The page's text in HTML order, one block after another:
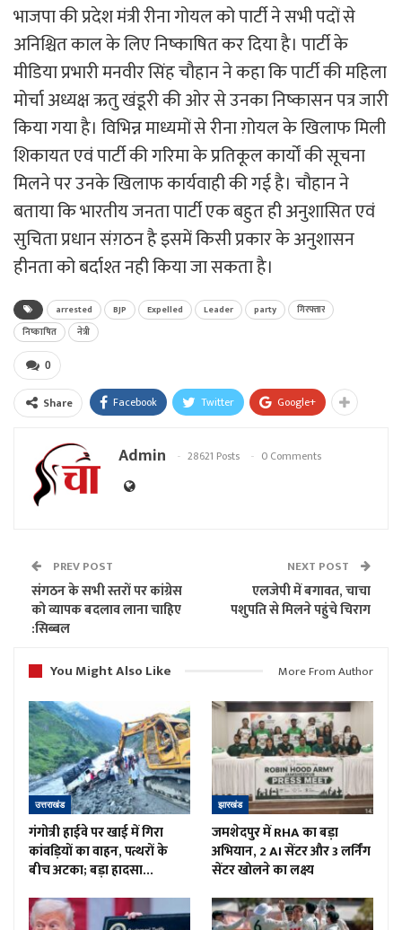
भाजपा की प्रदेश मंत्री रीना गोयल को पार्टी ने सभी पदों से
अनिश्चित काल के लिए निष्काषित कर दिया है। पार्टी के
मीडिया प्रभारी मनवीर सिंह चौहान ने कहा कि पार्टी की महिला
मोर्चा अध्यक्ष ऋतु खंडूरी की ओर से उनका निष्कासन पत्र जारी
किया गया है। विभिन्न माध्यमों से रीना ग़ोयल के खिलाफ मिली
शिकायत एवं पार्टी की गरिमा के प्रतिकूल कार्यों की सूचना
मिलने पर उनके खिलाफ कार्यवाही की गई है। चौहान ने
बताया कि भारतीय जनता पार्टी एक बहुत ही अनुशासित एवं
सुचिता प्रधान संग़ठन है इसमें किसी प्रकार के अनुशासन
हीनता को बर्दाश्त नही किया जा सकता है।
arrested BJP Expelled Leader party
गिरफ्तार
निष्काषित
नेत्री
0
Share Facebook Twitter Google+
Admin 28621 Posts 0 Comments
PREV POST
संगठन के सभी स्तरों पर कांग्रेस
को व्यापक बदलाव लाना चाहिए
:सिब्बल
NEXT POST
एलजेपी में बगावत, चाचा
पशुपति से मिलने पहुंचे चिराग
You Might Also Like More From Author
उत्तराखंड
गंगोत्री हाईवे पर खाई में गिरा
कांवड़ियों का वाहन, पत्थरों के
बीच अटका; बड़ा हादसा…
झारखंड
जमशेदपुर में RHA का बड़ा
अभियान, 2 AI सेंटर और 3 लर्निंग
सेंटर खोलने का लक्ष्य